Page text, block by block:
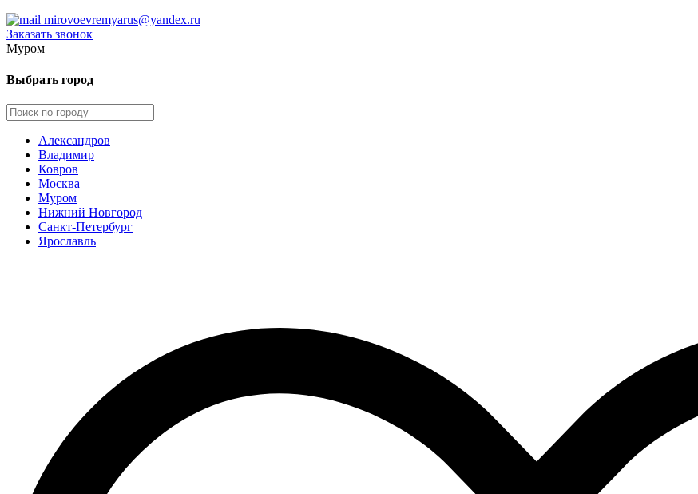
mirovoevremyarus@yandex.ru
Заказать звонок
Муром
Выбрать город
Александров
Владимир
Ковров
Москва
Муром
Нижний Новгород
Санкт-Петербург
Ярославль